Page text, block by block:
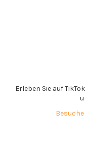
Erleben Sie auf